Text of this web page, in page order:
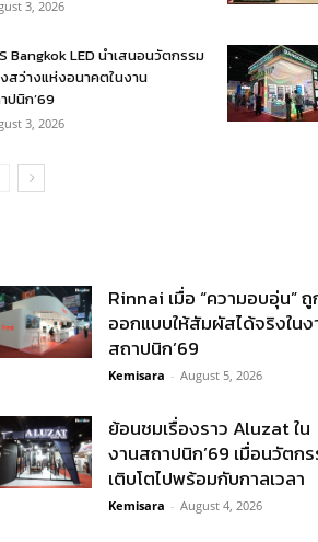
3, 2026
Bangkok LED นำเสนอนวัตกรรม
สว่างแห่งอนาคตในงาน
ปนิก’69
3, 2026
Rinnai เมื่อ “ความอบอุ่น” ถู
ออกแบบให้สัมผัสได้จริงในง
สถาปนิก’69
Kemisara - August 5, 2026
ย้อนชมเรื่องราว Aluzat ใน
งานสถาปนิก’69 เมื่อนวัตก
เติบโตไปพร้อมกับกาลเวลา
Kemisara - August 4, 2026